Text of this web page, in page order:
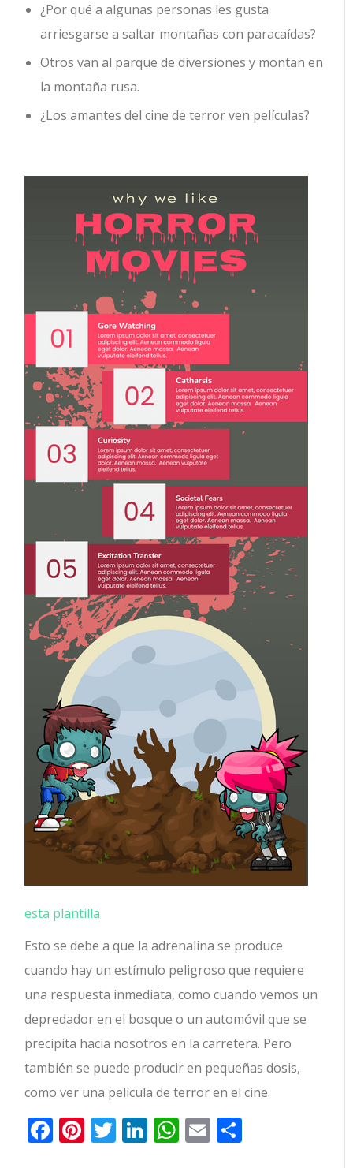
¿Por qué a algunas personas les gusta
arriesgarse a saltar montañas con paracaídas?
Otros van al parque de diversiones y montan en
la montaña rusa.
¿Los amantes del cine de terror ven películas?
esta plantilla
Esto se debe a que la adrenalina se produce
cuando hay un estímulo peligroso que requiere
una respuesta inmediata, como cuando vemos un
depredador en el bosque o un automóvil que se
precipita hacia nosotros en la carretera. Pero
también se puede producir en pequeñas dosis,
como ver una película de terror en el cine.
Facebook
Pinterest
Twitter
LinkedIn
WhatsApp
Email